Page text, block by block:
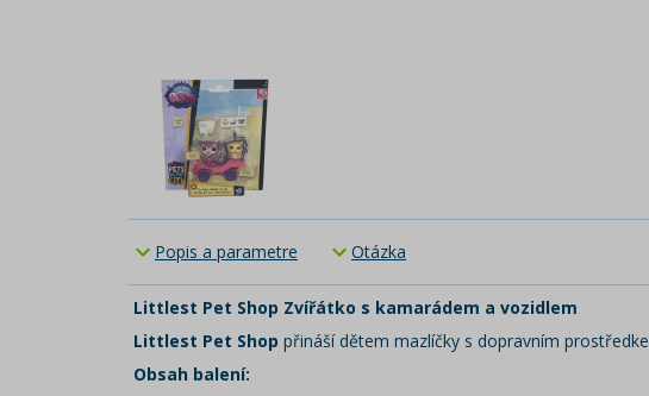
Popis a parametre Otázka
Littlest Pet Shop Zvířátko s kamarádem a vozidlem
Littlest Pet Shop přináší dětem mazlíčky s dopravním
Obsah balení: